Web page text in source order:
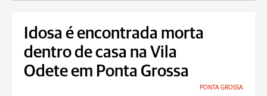
Idosa é encontrada morta
dentro de casa na Vila
Odete em Ponta Grossa
PONTA GROSSA